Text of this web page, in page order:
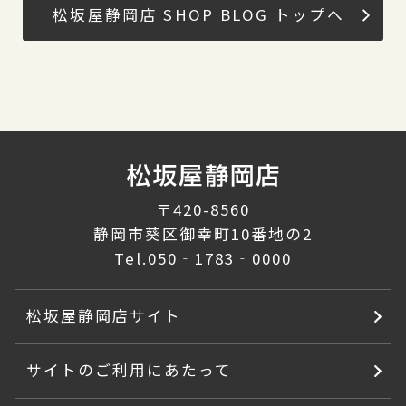
松坂屋静岡店 SHOP BLOG トップへ
〒420-8560
静岡市葵区御幸町10番地の2
Tel.050‐1783‐0000
松坂屋静岡店サイト
サイトのご利用にあたって